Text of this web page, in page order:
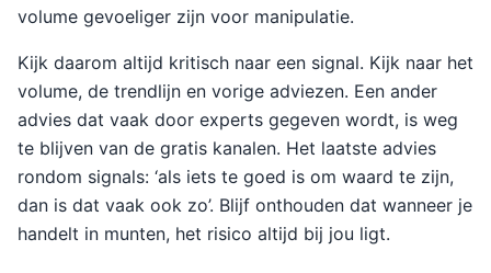
volume gevoeliger zijn voor manipulatie.
Kijk daarom altijd kritisch naar een signal. Kijk naar het
volume, de trendlijn en vorige adviezen. Een ander
advies dat vaak door experts gegeven wordt, is weg
te blijven van de gratis kanalen. Het laatste advies
rondom signals: ‘als iets te goed is om waard te zijn,
dan is dat vaak ook zo’. Blijf onthouden dat wanneer je
handelt in munten, het risico altijd bij jou ligt.